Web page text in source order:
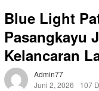
Blue Light
Pasangkayu
Kelancaran
Admin77
Juni 2, 2026
107